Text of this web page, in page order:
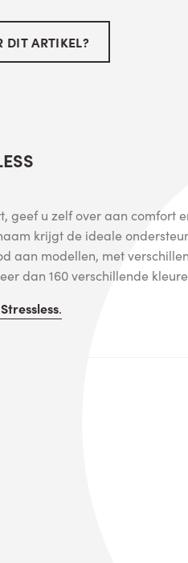
DIT ARTIKEL?
geef u zelf over aan comfort
krijgt de ideale
aan modellen, met
dan 160 verschillende
Stressless.